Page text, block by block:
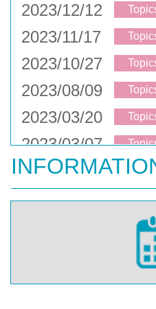
2023/12/12
2023/11/17
2023/10/27
2023/08/09
2023/03/20
2023/03/07